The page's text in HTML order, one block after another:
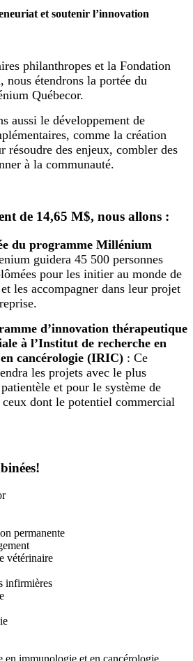
et soutenir l’innovation
philanthropes et la Fondation
nous étendrons la portée du
Québecor.
aussi le développement de
comme la création
résoudre des enjeux, combler des
à la communauté.
de 14,65 M$, nous allons :
du programme Millénium
guidera 45 500 personnes
pour les initier au monde de
les accompagner dans leur projet
d’innovation thérapeutique
à l’Institut de recherche en
cancérologie (IRIC) : Ce
les projets avec le plus
et pour le système de
ceux dont le potentiel commercial
permanente
vétérinaire
infirmières
en immunologie et en cancérologie